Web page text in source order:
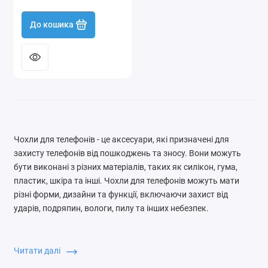
До кошика
Чохли для телефонів - це аксесуари, які призначені для
захисту телефонів від пошкоджень та зносу. Вони можуть
бути виконані з різних матеріалів, таких як силікон, гума,
пластик, шкіра та інші. Чохли для телефонів можуть мати
різні форми, дизайни та функції, включаючи захист від
ударів, подряпин, вологи, пилу та інших небезпек.
підставки для стільних годинників, кишені для кредитних
Читати далі